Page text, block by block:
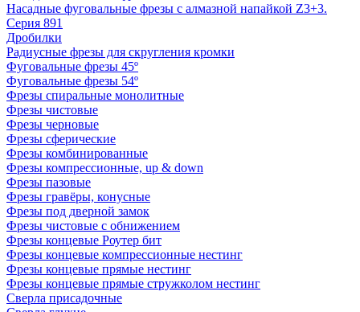
Насадные фуговальные фрезы с алмазной напайкой Z3+3.
Серия 891
Дробилки
Радиусные фрезы для скругления кромки
Фуговальные фрезы 45º
Фуговальные фрезы 54º
Фрезы спиральные монолитные
Фрезы чистовые
Фрезы черновые
Фрезы сферические
Фрезы комбинированные
Фрезы компрессионные, up & down
Фрезы пазовые
Фрезы гравёры, конусные
Фрезы под дверной замок
Фрезы чистовые с обнижением
Фрезы концевые Роутер бит
Фрезы концевые компрессионные нестинг
Фрезы концевые прямые нестинг
Фрезы концевые прямые стружколом нестинг
Сверла присадочные